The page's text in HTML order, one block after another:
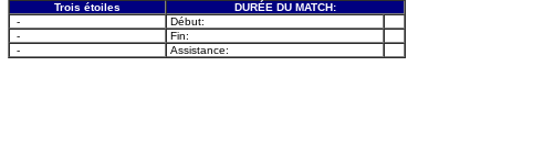
Trois étoiles
DURÉE DU MATCH:
-
Début:
-
Fin:
-
Assistance: